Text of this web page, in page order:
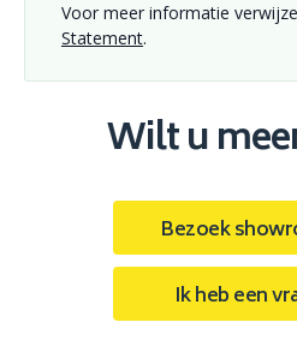
Voor meer informatie
Statement.
Wilt u
Bezoek
Ik heb een